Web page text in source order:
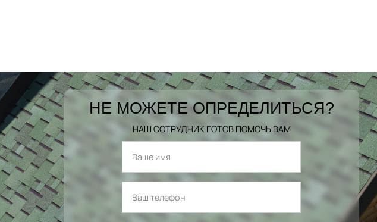
НЕ МОЖЕТЕ ОПРЕДЕЛИТЬСЯ?
НАШ СОТРУДНИК ГОТОВ ПОМОЧЬ ВАМ